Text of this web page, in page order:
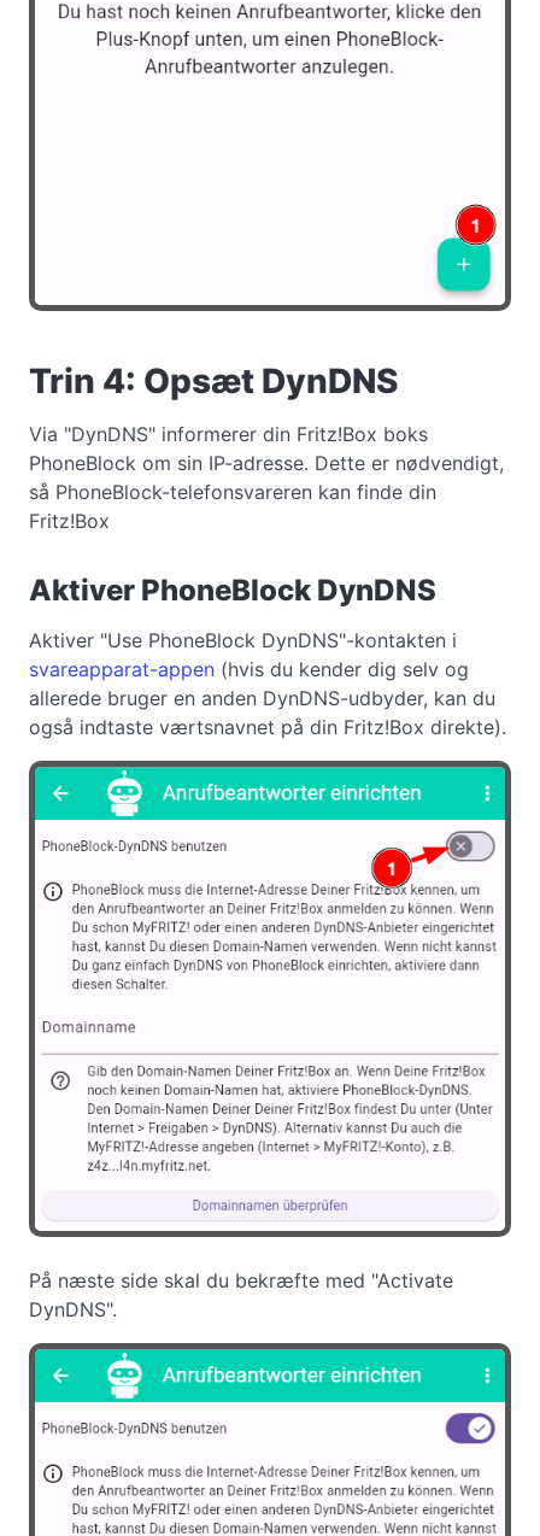
Trin 4: Opsæt DynDNS
Via "DynDNS" informerer din Fritz!Box boks
PhoneBlock om sin IP-adresse. Dette er nødvendigt,
så PhoneBlock-telefonsvareren kan finde din
Fritz!Box
Aktiver PhoneBlock DynDNS
Aktiver "Use PhoneBlock DynDNS"-kontakten i
svareapparat-appen (hvis du kender dig selv og
allerede bruger en anden DynDNS-udbyder, kan du
også indtaste værtsnavnet på din Fritz!Box direkte).
På næste side skal du bekræfte med "Activate
DynDNS".